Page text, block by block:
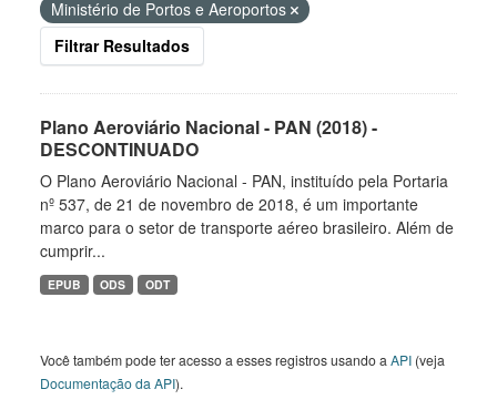
Ministério de Portos e Aeroportos
Filtrar Resultados
Plano Aeroviário Nacional - PAN (2018) -
DESCONTINUADO
O Plano Aeroviário Nacional - PAN, instituído pela Portaria
nº 537, de 21 de novembro de 2018, é um importante
marco para o setor de transporte aéreo brasileiro. Além de
cumprir...
EPUB ODS ODT
Você também pode ter acesso a esses registros usando a API (veja
Documentação da API).